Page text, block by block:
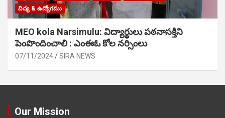
విద్య & ఉద్యోగము
MEO kola Narsimulu: విద్యార్థులు పఠ‌నాసక్తిని
పెంపొందించాలి : ఎంఈఓ కోల నర్సింలు
07/11/2024 SIRA NEWS
Our Mission